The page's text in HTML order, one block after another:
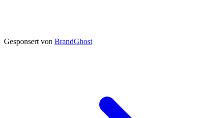
Gesponsert von BrandGhost